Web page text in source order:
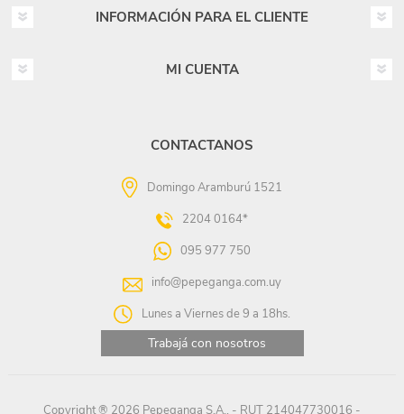
INFORMACIÓN PARA EL CLIENTE
MI CUENTA
CONTACTANOS
Domingo Aramburú 1521
2204 0164*
095 977 750
info@pepeganga.com.uy
Lunes a Viernes de 9 a 18hs.
Trabajá con nosotros
Copyright ® 2026 Pepeganga S.A.. - RUT 214047730016 -